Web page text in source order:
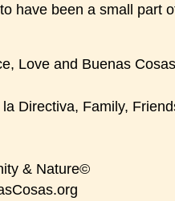
have been a small part
Love and Buenas
Directiva, Family,
& Nature©